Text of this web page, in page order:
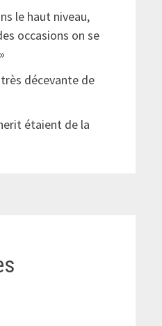
le haut niveau,
occasions on se
décevante de
étaient de la